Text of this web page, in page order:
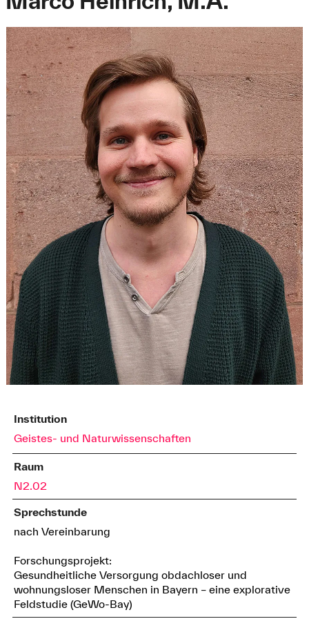
Institution
Geistes- und Naturwissenschaften
Raum
N2.02
Sprechstunde
nach Vereinbarung
Forschungsprojekt:
Gesundheitliche Versorgung obdachloser und
wohnungsloser Menschen in Bayern – eine explorative
Feldstudie (GeWo-Bay)